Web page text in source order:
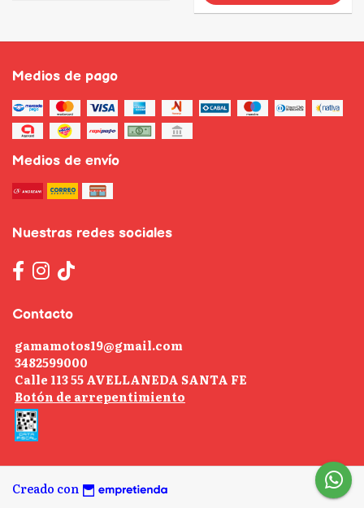
Medios de pago
Medios de envío
Nuestras redes sociales
Contacto
gamamotos19@gmail.com
3482599000
Calle 113 55 AVELLANEDA SANTA FE
Botón de arrepentimiento
Creado con